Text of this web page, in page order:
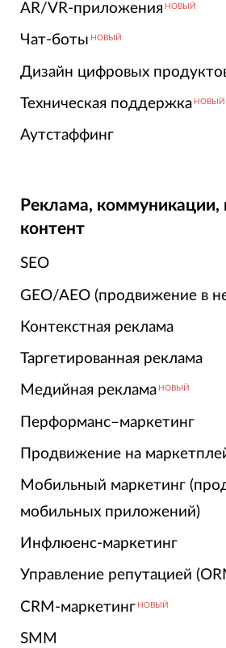
AR/VR-приложения НОВЫЙ
Чат-боты НОВЫЙ
Дизайн цифровых
Техническая поддержка НОВЫЙ
Аутстаффинг
Реклама, коммуникации,
контент
SEO
GEO/AEO (продвижение в
Контекстная реклама
Таргетированная реклама
Медийная реклама НОВЫЙ
Перформанс–маркетинг
Продвижение на
Мобильный маркетинг
мобильных приложений)
Инфлюенс-маркетинг
Управление репутацией
CRM-маркетинг НОВЫЙ
SMM